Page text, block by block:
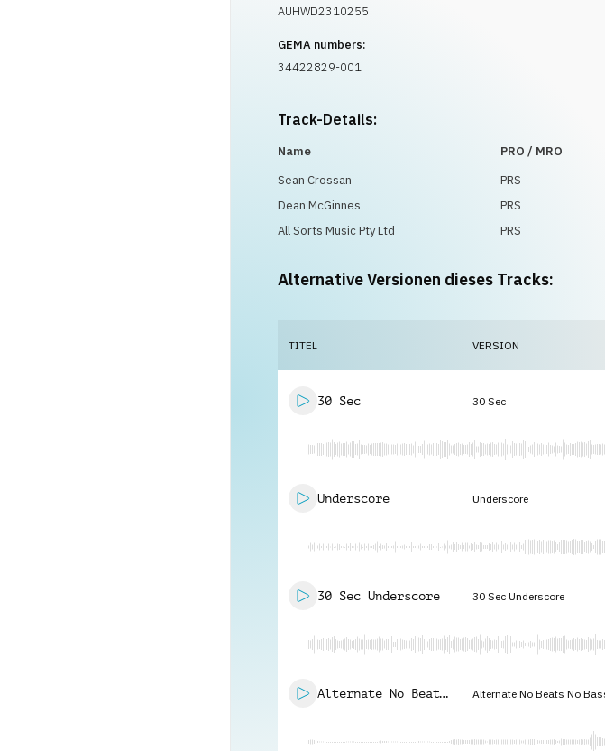
AUHWD2310255
GEMA numbers:
34422829-001
Track-Details:
Name PRO / MRO
Sean Crossan
PRS
Dean McGinnes
PRS
All Sorts Music Pty Ltd
PRS
Alternative Versionen dieses Tracks:
TITEL VERSION
30 Sec 30 Sec
Underscore Underscore
30 Sec Underscore 30 Sec Underscore
Alternate No Beats
Alternate No Beats No